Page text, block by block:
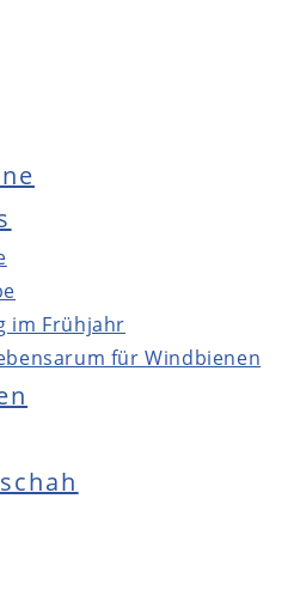
im Frühjahr
für Windbienen